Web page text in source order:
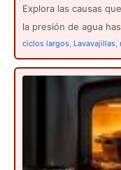
Explora las causas
la presión de agua
ciclos largos Lavavajillas